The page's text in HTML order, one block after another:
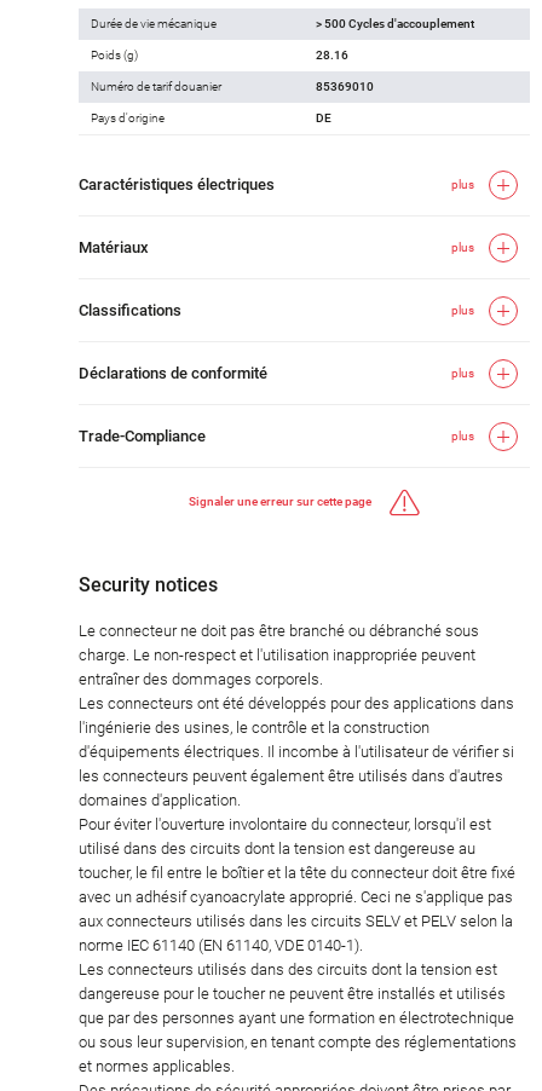
Durée de vie mécanique > 500 Cycles d'accouplement
Poids (g) 28.16
Numéro de tarif douanier 85369010
Pays d'origine DE
Caractéristiques électriques plus
Matériaux plus
Classifications plus
Déclarations de conformité plus
Trade-Compliance plus
Signaler une erreur sur cette page
Security notices
Le connecteur ne doit pas être branché ou débranché sous
charge. Le non-respect et l'utilisation inappropriée peuvent
entraîner des dommages corporels.
Les connecteurs ont été développés pour des applications dans
l'ingénierie des usines, le contrôle et la construction
d'équipements électriques. Il incombe à l'utilisateur de vérifier si
les connecteurs peuvent également être utilisés dans d'autres
domaines d'application.
Pour éviter l'ouverture involontaire du connecteur, lorsqu'il est
utilisé dans des circuits dont la tension est dangereuse au
toucher, le fil entre le boîtier et la tête du connecteur doit être fixé
avec un adhésif cyanoacrylate approprié. Ceci ne s'applique pas
aux connecteurs utilisés dans les circuits SELV et PELV selon la
norme IEC 61140 (EN 61140, VDE 0140-1).
Les connecteurs utilisés dans des circuits dont la tension est
dangereuse pour le toucher ne peuvent être installés et utilisés
que par des personnes ayant une formation en électrotechnique
ou sous leur supervision, en tenant compte des réglementations
et normes applicables.